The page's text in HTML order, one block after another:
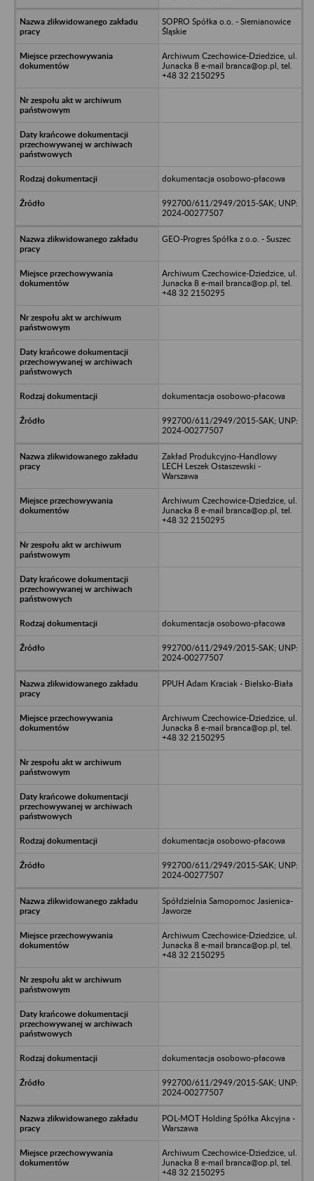
SOPRO Spółka o.o. - Siemianowice
Śląskie
Archiwum Czechowice-Dziedzice, ul.
Junacka 8 e-mail branca@op.pl, tel.
+48 32 2150295
dokumentacja osobowo-płacowa
992700/611/2949/2015-SAK; UNP:
2024-00277507
GEO-Progres Spółka z o.o. - Suszec
Archiwum Czechowice-Dziedzice, ul.
Junacka 8 e-mail branca@op.pl, tel.
+48 32 2150295
dokumentacja osobowo-płacowa
992700/611/2949/2015-SAK; UNP:
2024-00277507
Zakład Produkcyjno-Handlowy
LECH Leszek Ostaszewski -
Warszawa
Archiwum Czechowice-Dziedzice, ul.
Junacka 8 e-mail branca@op.pl, tel.
+48 32 2150295
dokumentacja osobowo-płacowa
992700/611/2949/2015-SAK; UNP:
2024-00277507
PPUH Adam Kraciak - Bielsko-Biała
Archiwum Czechowice-Dziedzice, ul.
Junacka 8 e-mail branca@op.pl, tel.
+48 32 2150295
dokumentacja osobowo-płacowa
992700/611/2949/2015-SAK; UNP:
2024-00277507
Spółdzielnia Samopomoc Jasienica-
Jaworze
Archiwum Czechowice-Dziedzice, ul.
Junacka 8 e-mail branca@op.pl, tel.
+48 32 2150295
dokumentacja osobowo-płacowa
992700/611/2949/2015-SAK; UNP:
2024-00277507
POL-MOT Holding Spółka Akcyjna -
Warszawa
Archiwum Czechowice-Dziedzice, ul.
Junacka 8 e-mail branca@op.pl, tel.
+48 32 2150295